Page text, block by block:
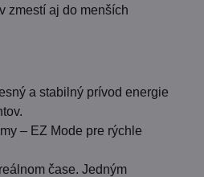
zmestí aj do menších
a stabilný prívod energie
– EZ Mode pre rýchle
čase. Jedným